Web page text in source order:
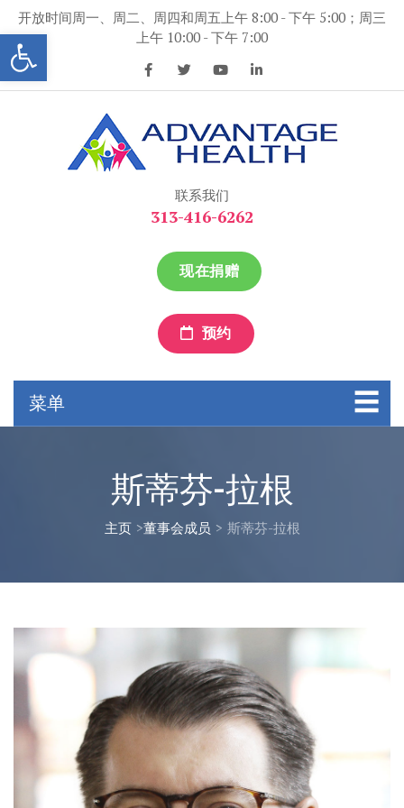
打开工具条
容
开放时间周一、周二、周四和周五上午 8:00 - 下午 5:00；周三
上午 10:00 - 下午 7:00
联系我们
313-416-6262
现在捐赠
预约
菜单
斯蒂芬-拉根
主页 >董事会成员 > 斯蒂芬-拉根